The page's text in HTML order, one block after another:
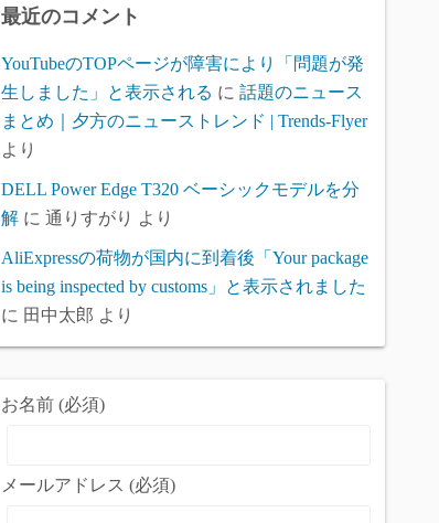
ブ
最近のコメント
YouTubeのTOPページが障害により「問題が発
生しました」と表示される に 話題のニュース
まとめ｜夕方のニューストレンド | Trends-Flyer
より
DELL Power Edge T320 ベーシックモデルを分
解 に 通りすがり より
AliExpressの荷物が国内に到着後「Your package
is being inspected by customs」と表示されました
に 田中太郎 より
お名前 (必須)
メールアドレス (必須)